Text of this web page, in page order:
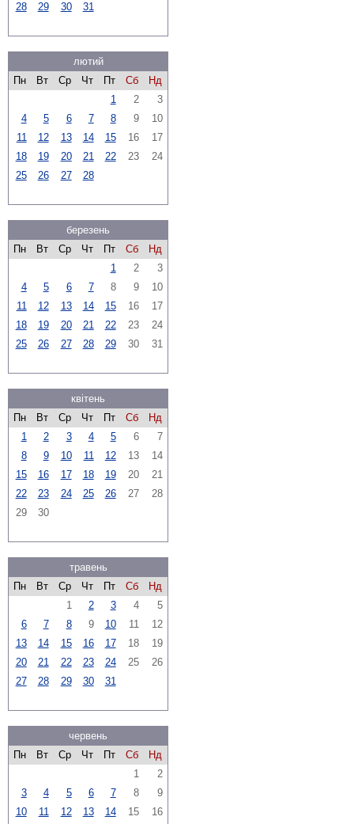
28
29 30 31
лютий
Пн
Вт Ср Чт Пт Сб
Нд
1
2
3
4
5 6 7 8 9
10
11
12 13 14 15 16
17
18
19 20 21 22 23
24
25
26 27 28
березень
Пн
Вт Ср Чт Пт Сб
Нд
1
2
3
4
5 6 7 8 9
10
11
12 13 14 15 16
17
18
19 20 21 22 23
24
25
26 27 28 29 30 31
квітень
Пн
Вт Ср Чт Пт Сб
Нд
1
2 3 4 5 6
7
8
9 10 11 12 13
14
15
16 17 18 19 20
21
22
23 24 25 26 27
28
29
30
травень
Пн
Вт Ср Чт Пт Сб
Нд
1
2 3 4
5
6
7 8 9 10 11
12
13
14 15 16 17 18
19
20
21 22 23 24 25
26
27
28 29 30 31
червень
Пн
Вт Ср Чт Пт Сб
Нд
1
2
3
4 5 6 7 8
9
10
11 12 13 14 15
16